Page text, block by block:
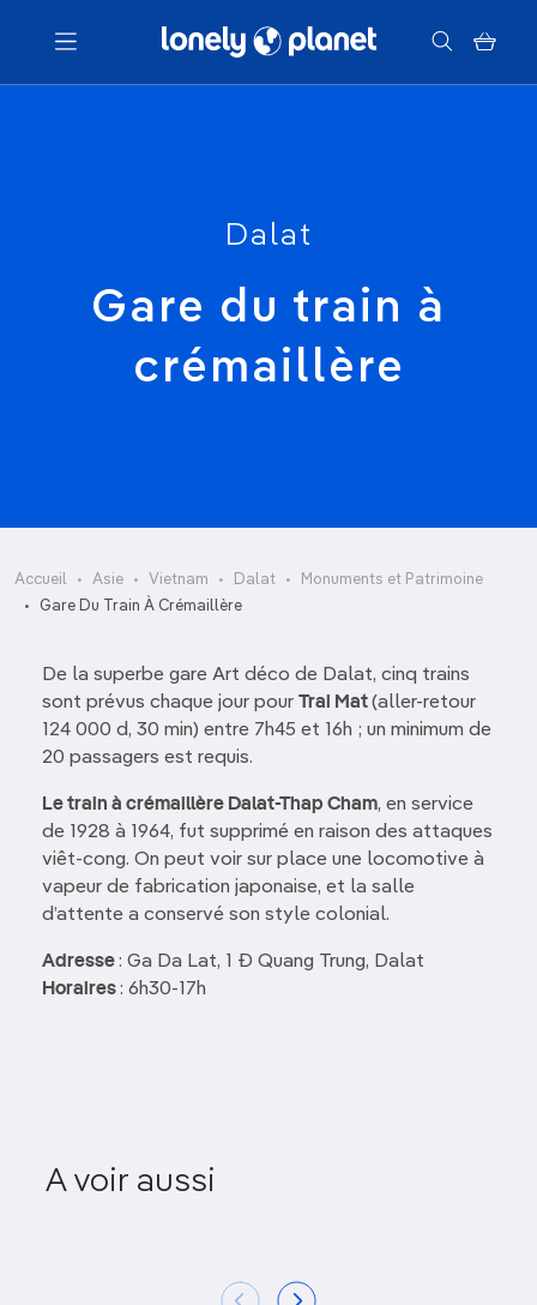
Menu
Dalat
Gare du train à
crémaillère
Accueil Asie Vietnam Dalat
Monuments et Patrimoine
Gare Du Train À Crémaillère
De la superbe gare Art déco de Dalat, cinq trains
sont prévus chaque jour pour Trai Mat(aller-retour
124 000 d, 30 min) entre 7h45 et 16h ; un minimum de
20 passagers est requis.
Le train à crémaillère Dalat-Thap Cham, en service
de 1928 à 1964, fut supprimé en raison des attaques
viêt-cong. On peut voir sur place une locomotive à
vapeur de fabrication japonaise, et la salle
d’attente a conservé son style colonial.
Adresse: Ga Da Lat, 1 Ð Quang Trung, Dalat
Horaires: 6h30-17h
A voir aussi
Pagode Linh Phuoc